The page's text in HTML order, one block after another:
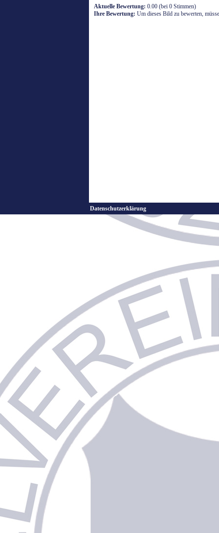
Aktuelle Bewertung: 0.00 (bei 0 Stimmen)
Ihre Bewertung: Um dieses Bild zu bewerten,
Datenschutzerklärung